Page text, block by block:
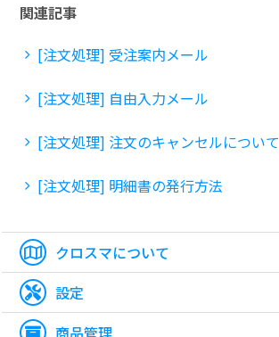
クロスマについて
設定
商品管理
関連記事
[注文処理] 受注案内メール
[注文処理] 自由入力メール
[注文処理] 注文のキャンセルについて
[注文処理] 明細書の発行方法